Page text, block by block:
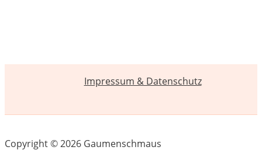
Impressum & Datenschutz
Copyright © 2026 Gaumenschmaus